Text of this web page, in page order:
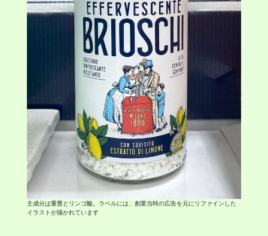
主成分は重曹とリンゴ酸。ラベルには、創業当時の広告を元にリファインした
イラストが描かれています